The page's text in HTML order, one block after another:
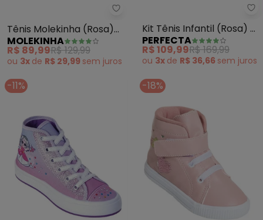
Molekinha - Tênis Molekinha
Tênis Molekinha (Rosa)
em Tecido
MOLEKINHA
R$ 89,99R$ 129,99
ou 3x de R$ 29,99 sem juros
Kit Tênis Infantil (Rosa) +
Mochila + Squezze
PERFECTA
R$ 109,99R$ 169,99
ou 3x de R$ 36,66 sem juros
-11% -18%